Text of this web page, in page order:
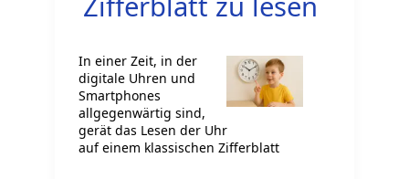
In einer Zeit, in der
digitale Uhren und
Smartphones
allgegenwärtig sind,
gerät das Lesen der Uhr
auf einem klassischen Zifferblatt